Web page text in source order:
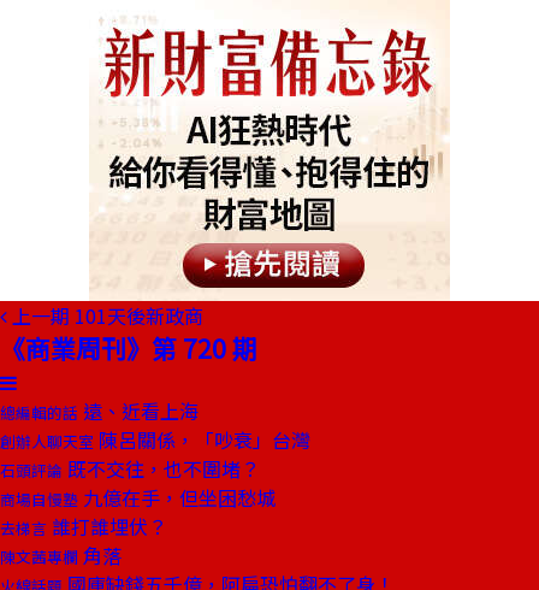
上一期 101天後新政商
《商業周刊》第 720 期
總編輯的話 遠、近看上海
創辦人聊天室 陳呂關係，「吵衰」台灣
石頭評論 既不交往，也不圍堵？
商場自慢塾 九億在手，但坐困愁城
去梯言 誰打誰埋伏？
陳文茜專欄 角落
國庫缺錢五千億，阿扁恐怕翻不了身！